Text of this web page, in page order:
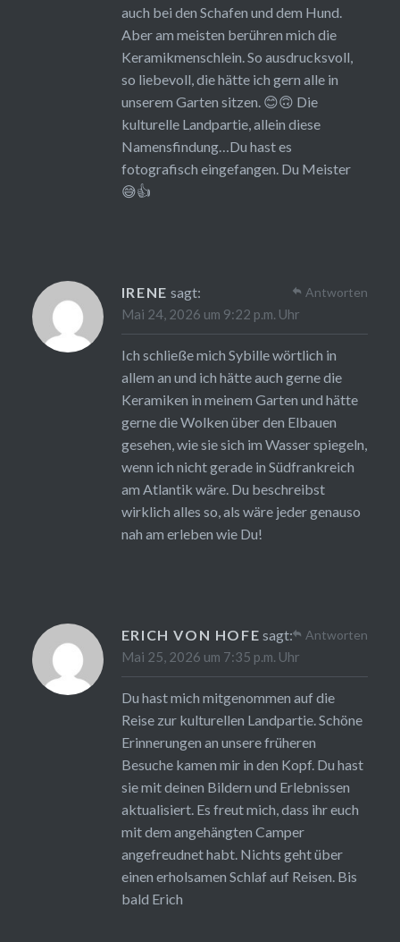
auch bei den Schafen und dem Hund.
Aber am meisten berühren mich die
Keramikmenschlein. So ausdrucksvoll,
so liebevoll, die hätte ich gern alle in
unserem Garten sitzen. 😊🙃 Die
kulturelle Landpartie, allein diese
Namensfindung…Du hast es
fotografisch eingefangen. Du Meister
😅👍
IRENE sagt:
Mai 24, 2026 um 9:22 p.m. Uhr
Ich schließe mich Sybille wörtlich in
allem an und ich hätte auch gerne die
Keramiken in meinem Garten und hätte
gerne die Wolken über den Elbauen
gesehen, wie sie sich im Wasser spiegeln,
wenn ich nicht gerade in Südfrankreich
am Atlantik wäre. Du beschreibst
wirklich alles so, als wäre jeder genauso
nah am erleben wie Du!
Antworten
ERICH VON HOFE sagt:
Mai 25, 2026 um 7:35 p.m. Uhr
Du hast mich mitgenommen auf die
Reise zur kulturellen Landpartie. Schöne
Erinnerungen an unsere früheren
Besuche kamen mir in den Kopf. Du hast
sie mit deinen Bildern und Erlebnissen
aktualisiert. Es freut mich, dass ihr euch
mit dem angehängten Camper
angefreudnet habt. Nichts geht über
einen erholsamen Schlaf auf Reisen. Bis
bald Erich
Antworten